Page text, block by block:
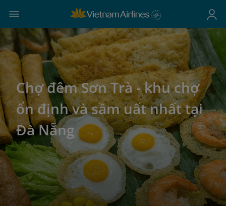
Chợ đêm Sơn Trà - khu chợ
ổn định và sầm uất nhất tại
Đà Nẵng